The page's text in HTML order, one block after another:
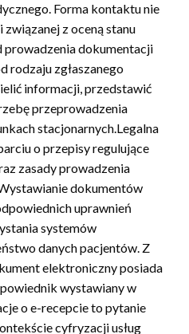
Forma kontaktu nie
z oceną stanu
prowadzenia dokumentacji
rodzaju zgłaszanego
informacji, przedstawić
przeprowadzenia
stacjonarnych.Legalna
o przepisy regulujące
zasady prowadzenia
dokumentów
uprawnień
systemów
danych pacjentów. Z
elektroniczny posiada
wystawiany w
o e-recepcie to pytanie
cyfryzacji usług